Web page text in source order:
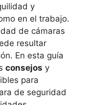
y
en el trabajo.
de cámaras
resultar
En esta guía
consejos y
para
de seguridad